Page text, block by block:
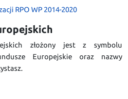
RPO WP 2014-2020
złożony jest z symbolu
Europejskie oraz nazwy